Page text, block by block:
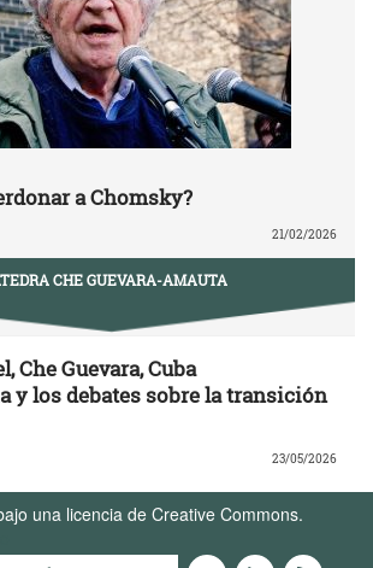
a Chomsky?
21/02/2026
CHE GUEVARA-AMAUTA
Che Guevara, Cuba
y los debates sobre la transición
23/05/2026
una licencia de Creative Commons.